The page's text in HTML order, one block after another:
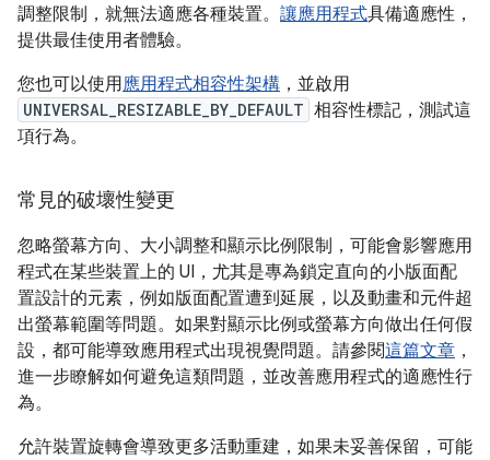
調整限制，就無法適應各種裝置。 讓應用程式具備適應性，
提供最佳使用者體驗。
您也可以使用應用程式相容性架構 ，並啟用
UNIVERSAL_RESIZABLE_BY_DEFAULT 相容性標記，測試這
項行為。
常見的破壞性變更
忽略螢幕方向、大小調整和顯示比例限制，可能會影響應用
程式在某些裝置上的 UI，尤其是專為鎖定直向的小版面配
置設計的元素，例如版面配置遭到延展，以及動畫和元件超
出螢幕範圍等問題。如果對顯示比例或螢幕方向做出任何假
設，都可能導致應用程式出現視覺問題。請參閱這篇文章 ，
進一步瞭解如何避免這類問題，並改善應用程式的適應性行
為。
允許裝置旋轉會導致更多活動重建，如果未妥善保留，可能